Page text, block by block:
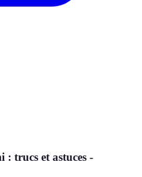
trucs et astuces -